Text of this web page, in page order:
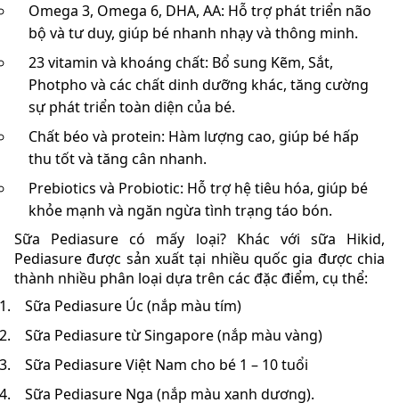
Omega 3, Omega 6, DHA, AA: Hỗ trợ phát triển não
bộ và tư duy, giúp bé nhanh nhạy và thông minh.
23 vitamin và khoáng chất: Bổ sung Kẽm, Sắt,
Photpho và các chất dinh dưỡng khác, tăng cường
sự phát triển toàn diện của bé.
Chất béo và protein: Hàm lượng cao, giúp bé hấp
thu tốt và tăng cân nhanh.
Prebiotics và Probiotic: Hỗ trợ hệ tiêu hóa, giúp bé
khỏe mạnh và ngăn ngừa tình trạng táo bón.
Sữa Pediasure có mấy loại? Khác với sữa Hikid,
Pediasure được sản xuất tại nhiều quốc gia được chia
thành nhiều phân loại dựa trên các đặc điểm, cụ thể:
Sữa Pediasure Úc (nắp màu tím)
Sữa Pediasure từ Singapore (nắp màu vàng)
Sữa Pediasure Việt Nam cho bé 1 – 10 tuổi
Sữa Pediasure Nga (nắp màu xanh dương).